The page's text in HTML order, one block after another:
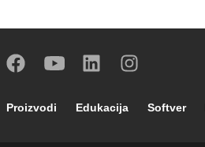
Footer main navigation
Proizvodi Edukacija Softver